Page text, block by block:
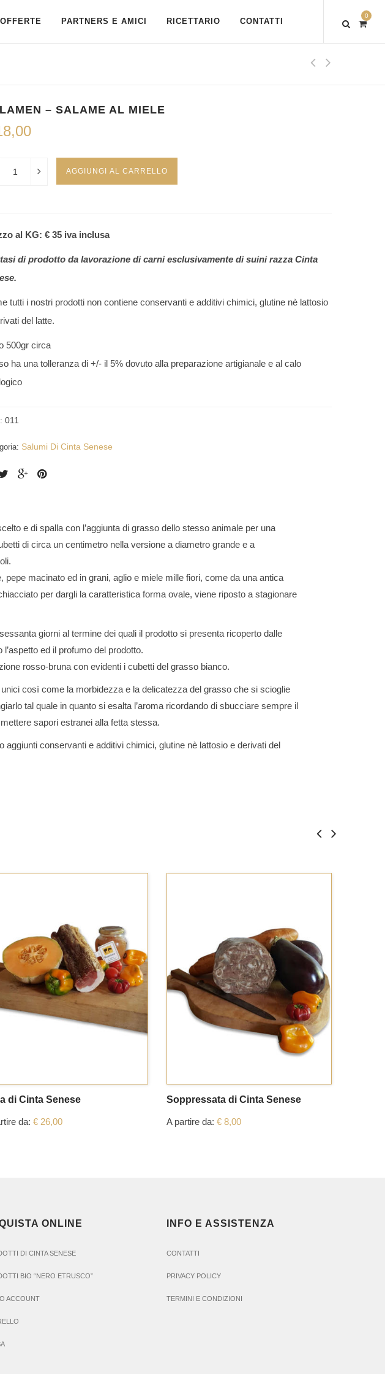
0
PARTNERS E AMICI RICETTARIO CONTATTI
– SALAME AL MIELE
AGGIUNGI AL CARRELLO
al KG: € 35 iva inclusa
di prodotto da lavorazione di carni esclusivamente di suini razza Cinta
tutti i nostri prodotti non contiene conservanti e additivi chimici, glutine nè lattosio
del latte.
500gr circa
ha una tolleranza di +/- il 5% dovuto alla preparazione artigianale e al calo
011
Salumi Di Cinta Senese
e di spalla con l’aggiunta di grasso dello stesso animale per una
di circa un centimetro nella versione a diametro grande e a
pepe macinato ed in grani, aglio e miele mille fiori, come da una antica
per dargli la caratteristica forma ovale, viene riposto a stagionare
giorni al termine dei quali il prodotto si presenta ricoperto dalle
ed il profumo del prodotto.
rosso-bruna con evidenti i cubetti del grasso bianco.
così come la morbidezza e la delicatezza del grasso che si scioglie
tal quale in quanto si esalta l’aroma ricordando di sbucciare sempre il
sapori estranei alla fetta stessa.
aggiunti conservanti e additivi chimici, glutine nè lattosio e derivati del
di Cinta Senese
da: € 26,00
Soppressata di Cinta Senese
A partire da: € 8,00
ONLINE
DI CINTA SENESE
BIO “NERO ETRUSCO”
ACCOUNT
INFO E ASSISTENZA
CONTATTI
PRIVACY POLICY
TERMINI E CONDIZIONI